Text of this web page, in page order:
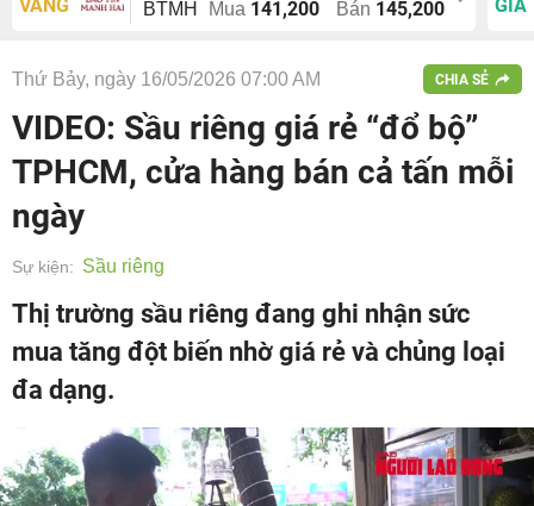
VÀNG
BTMH Mua 141,200 Bán 145,200
GIÁ
Thứ Bảy, ngày 16/05/2026 07:00 AM CHIA SẺ
VIDEO: Sầu riêng giá rẻ “đổ bộ”
TPHCM, cửa hàng bán cả tấn mỗi
ngày
Sự kiện: Sầu riêng
Thị trường sầu riêng đang ghi nhận sức
mua tăng đột biến nhờ giá rẻ và chủng loại
đa dạng.